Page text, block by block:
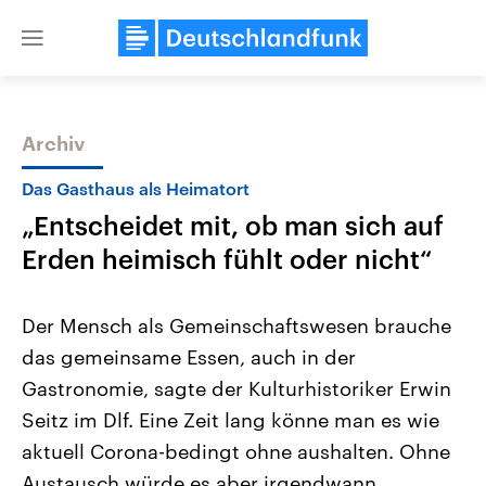
Close
Themen
Landtagswahl Sachsen-Anhalt
2026
Alle Informationen
Sachsen-Anhalt wählt am 6.
September 2026 einen neuen
Landtag. Seit 2021 wird das
Bundesland von einer Koalition aus
USA
Aktuelle Beiträge,
Wirtschaftlich und
gehören die Vereinigten
den mächtigsten Ländern
mit großem Einfluss auf
Archiv
Das Gasthaus als Heimatort
„Entscheidet mit, ob man sich auf
Erden heimisch fühlt oder nicht“
Der Mensch als Gemeinschaftswesen brauche
das gemeinsame Essen, auch in der
Gastronomie, sagte der Kulturhistoriker Erwin
Seitz im Dlf. Eine Zeit lang könne man es wie
aktuell Corona-bedingt ohne aushalten. Ohne